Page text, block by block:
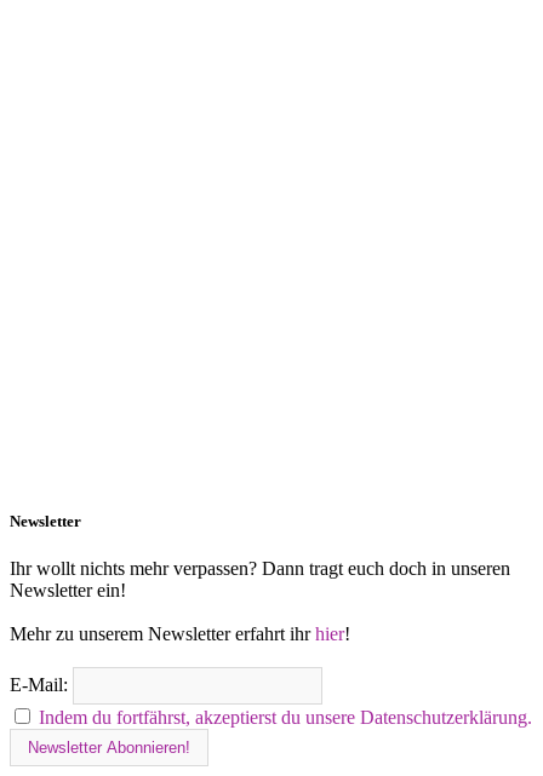
Newsletter
Ihr wollt nichts mehr verpassen? Dann tragt euch doch in unseren
Newsletter ein!
Mehr zu unserem Newsletter erfahrt ihrhier!
E-Mail:
Indem du fortfährst, akzeptierst du unsere Datenschutzerklärung.